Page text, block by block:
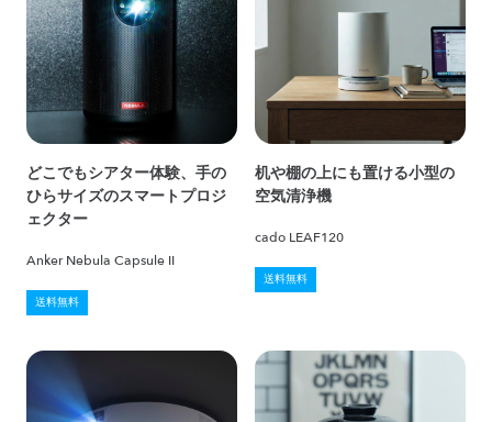
どこでもシアター体験、手の
ひらサイズのスマートプロジ
ェクター
Anker Nebula Capsule II
送料無料
机や棚の上にも置ける小型の
空気清浄機
cado LEAF120
送料無料